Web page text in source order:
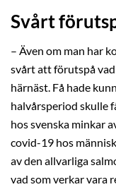
Svårt
– Även om man har
svårt att förutspå
härnäst. Få hade
halvårsperiod skulle
hos svenska minkar
covid-19 hos
av den allvarliga
vad som verkar vara